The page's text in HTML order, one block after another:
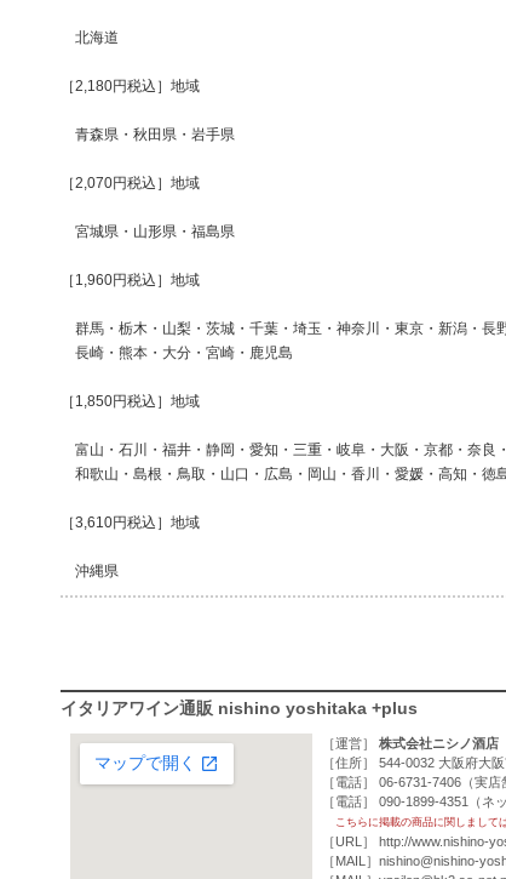
北海道
［2,180円税込］地域
青森県・秋田県・岩手県
［2,070円税込］地域
宮城県・山形県・福島県
［1,960円税込］地域
群馬・栃木・山梨・茨城・千葉・埼玉・神奈川・東京・新潟・長
長崎・熊本・大分・宮崎・鹿児島
［1,850円税込］地域
富山・石川・福井・静岡・愛知・三重・岐阜・大阪・京都・奈良
和歌山・島根・鳥取・山口・広島・岡山・香川・愛媛・高知・徳
［3,610円税込］地域
沖縄県
イタリアワイン通販 nishino yoshitaka +plus
［運営］ 株式会社ニシノ酒店
［住所］ 544-0032 大阪府大
［電話］ 06-6731-7406（実店
［電話］ 090-1899-4351（ネ
こちらに掲載の商品に関しまして
［URL］ http://www.nishino-
［MAIL］ nishino@nishino-